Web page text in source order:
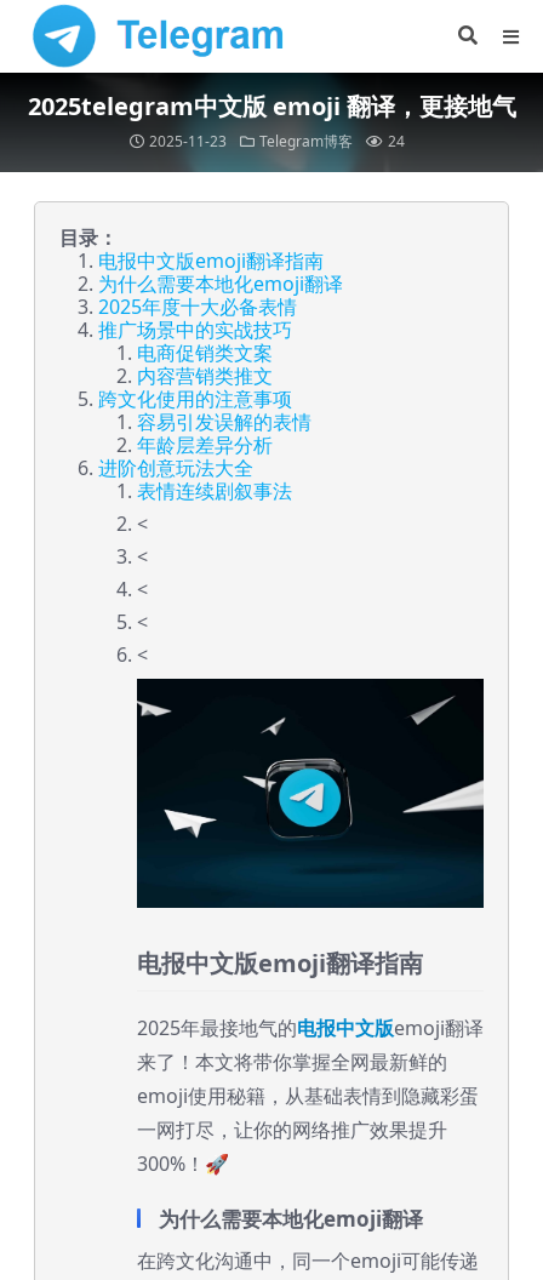
2025telegram中文版 emoji 翻译，更接地气
2025-11-23 Telegram博客 24
目录：
电报中文版emoji翻译指南
为什么需要本地化emoji翻译
2025年度十大必备表情
推广场景中的实战技巧
电商促销类文案
内容营销类推文
跨文化使用的注意事项
容易引发误解的表情
年龄层差异分析
进阶创意玩法大全
表情连续剧叙事法
<
<
<
<
<
电报中文版emoji翻译指南
2025年最接地气的电报中文版emoji翻译
来了！本文将带你掌握全网最新鲜的
emoji使用秘籍，从基础表情到隐藏彩蛋
一网打尽，让你的网络推广效果提升
300%！🚀
为什么需要本地化emoji翻译
在跨文化沟通中，同一个emoji可能传递